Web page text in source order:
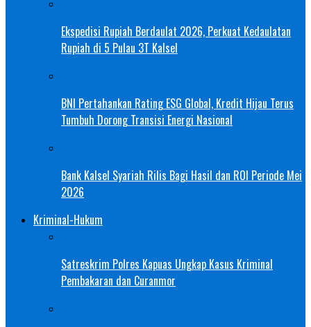
Ekspedisi Rupiah Berdaulat 2026, Perkuat Kedaulatan
Rupiah di 5 Pulau 3T Kalsel
BNI Pertahankan Rating ESG Global, Kredit Hijau Terus
Tumbuh Dorong Transisi Energi Nasional
Bank Kalsel Syariah Rilis Bagi Hasil dan ROI Periode Mei
2026
Kriminal-Hukum
Satreskrim Polres Kapuas Ungkap Kasus Kriminal
Pembakaran dan Curanmor